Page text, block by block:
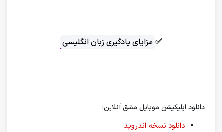
✅ مزایای یادگیری زبان انگلیسی
دانلود اپلیکیشن موبایل مشق آنلاین:
دانلود نسخه اندروید